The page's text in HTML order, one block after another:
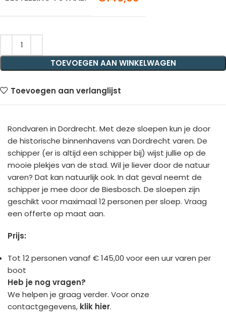
TOEVOEGEN AAN WINKELWAGEN
Toevoegen aan verlanglijst
Rondvaren in Dordrecht. Met deze sloepen kun je door
de historische binnenhavens van Dordrecht varen. De
schipper (er is altijd een schipper bij) wijst jullie op de
mooie plekjes van de stad. Wil je liever door de natuur
varen? Dat kan natuurlijk ook. In dat geval neemt de
schipper je mee door de Biesbosch. De sloepen zijn
geschikt voor maximaal 12 personen per sloep. Vraag
een offerte op maat aan.
Prijs:
Tot 12personen vanaf € 145,00 voor een uur varen per
boot
Heb je nog vragen?
We helpen je graag verder. Voor onze
contactgegevens, klik hier.